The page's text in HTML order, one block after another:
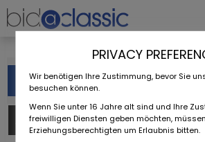
Filtro
Aste (0)
PRIVACY
Wir benötigen Ihre Zustimmung, bevor Sie
besuchen können.
Wenn Sie unter 16 Jahre alt sind und Ihre
freiwilligen Diensten geben möchten,
Erziehungsberechtigten um Erlaubnis bitten.